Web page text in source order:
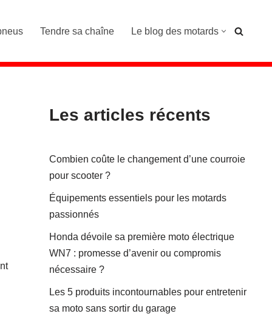
Tendre sa chaîne Le blog des motards
Les articles récents
Combien coûte le changement d’une courroie
pour scooter ?
Équipements essentiels pour les motards
passionnés
Honda dévoile sa première moto électrique
WN7 : promesse d’avenir ou compromis
nécessaire ?
Les 5 produits incontournables pour entretenir
sa moto sans sortir du garage